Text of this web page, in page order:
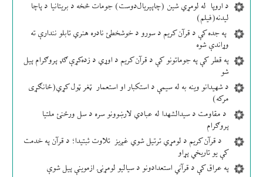
د اروپا له لومړي شین (چاپېریال‌دوست) جومات څخه د بریتانیا د پاچا
لیدنه(فیلم)
په جده کې د قرآن کریم د سورو د خوشخطئ نادره هنري تابلو نندارې ته
وړاندې شوه
په قطر کې په جوماتونو کې د قرآن کریم د اوړي د زده‌کړې ګډ پروګرام پیل
شو
د شهیدانو وینه به له سیمې د استکبار او استعمار ټغر ټول کړي(ځانګړی
مرکه)
د مقاومت د سیدالشهدا له عبادي لارښوونو سره د سل ورځنئ ملتیا
پروګرام
د قرآن کریم د لومړي ترتیل شوي غږیز تلاوت ثبتیدا؛ د قرآن په خدمت
کې یو تاریخي پړاو
په عراق کې د قرآني استعدادونو د سیالیو لومړنۍ ازموینې پیل شوې